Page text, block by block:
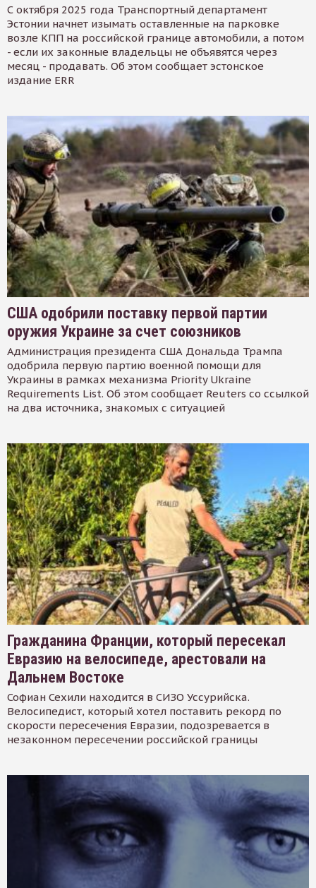
С октября 2025 года Транспортный департамент
Эстонии начнет изымать оставленные на парковке
возле КПП на российской границе автомобили, а потом
- если их законные владельцы не объявятся через
месяц - продавать. Об этом сообщает эстонское
издание ERR
США одобрили поставку первой партии
оружия Украине за счет союзников
Администрация президента США Дональда Трампа
одобрила первую партию военной помощи для
Украины в рамках механизма Priority Ukraine
Requirements List. Об этом сообщает Reuters со ссылкой
на два источника, знакомых с ситуацией
Гражданина Франции, который пересекал
Евразию на велосипеде, арестовали на
Дальнем Востоке
Софиан Сехили находится в СИЗО Уссурийска.
Велосипедист, который хотел поставить рекорд по
скорости пересечения Евразии, подозревается в
незаконном пересечении российской границы